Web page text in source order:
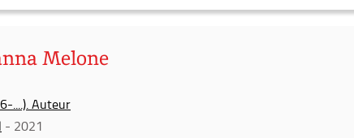
Melone
....). Auteur
- 2021